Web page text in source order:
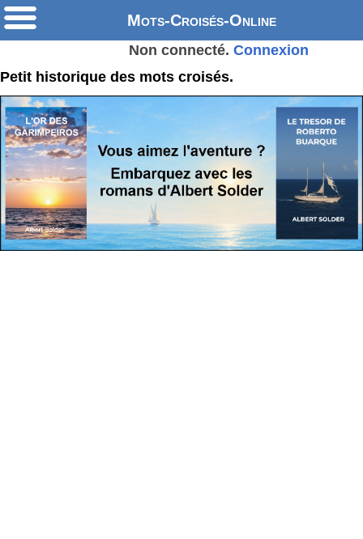
Mots-Croisés-Online
Non connecté. Connexion
Petit historique des mots croisés.